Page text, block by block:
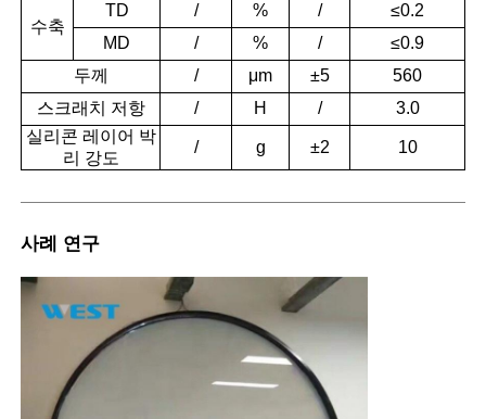
수축
TD / % /
≤0.2
MD
/ % /
≤0.9
두께
/ μm ±5
560
스크래치 저항
/ H /
3.0
실리콘 레이어 박
리 강도
/ g ±2 10
사례 연구